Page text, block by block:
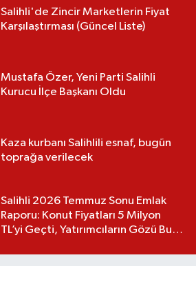
Salihli'de Zincir Marketlerin Fiyat
Karşılaştırması (Güncel Liste)
Mustafa Özer, Yeni Parti Salihli
Kurucu İlçe Başkanı Oldu
Kaza kurbanı Salihlili esnaf, bugün
toprağa verilecek
Salihli 2026 Temmuz Sonu Emlak
Raporu: Konut Fiyatları 5 Milyon
TL’yi Geçti, Yatırımcıların Gözü Bu